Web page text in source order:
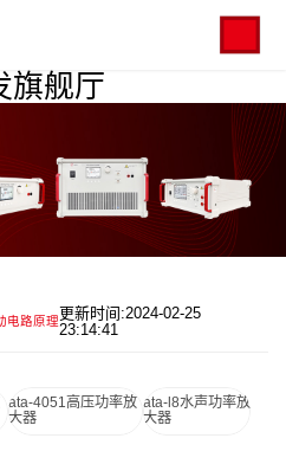
旗舰厅
电路原理更新时间:2024-02-25
23:14:41
ata-4051高压功率放
大器
ata-l8水声功率放
大器